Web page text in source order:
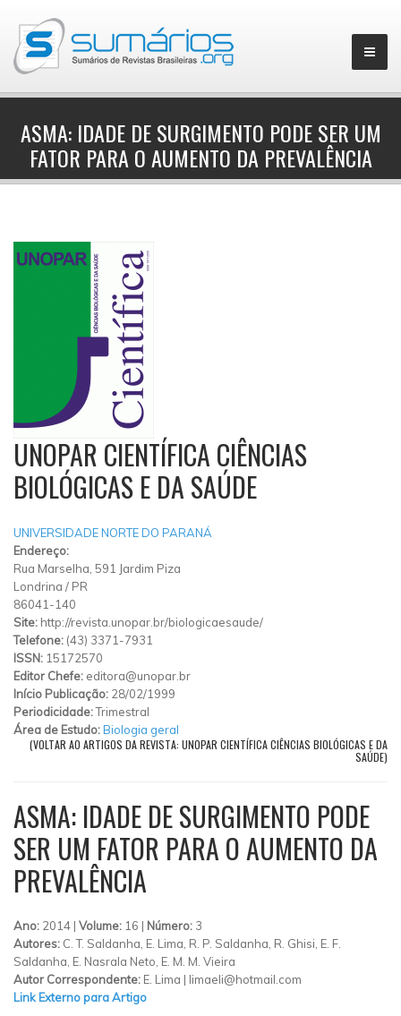
▼
ASMA: IDADE DE SURGIMENTO PODE SER UM
FATOR PARA O AUMENTO DA PREVALÊNCIA
UNOPAR CIENTÍFICA CIÊNCIAS
BIOLÓGICAS E DA SAÚDE
UNIVERSIDADE NORTE DO PARANÁ
Endereço:
Rua Marselha, 591 Jardim Piza
Londrina / PR
86041-140
Site: http://revista.unopar.br/biologicaesaude/
Telefone: (43) 3371-7931
ISSN: 15172570
Editor Chefe: editora@unopar.br
Início Publicação: 28/02/1999
Periodicidade:Trimestral
Área de Estudo:Biologia geral
(VOLTAR AO ARTIGOS DA REVISTA: UNOPAR CIENTÍFICA CIÊNCIAS BIOLÓGICAS E DA
SAÚDE)
ASMA: IDADE DE SURGIMENTO PODE
SER UM FATOR PARA O AUMENTO DA
PREVALÊNCIA
Ano: 2014 | Volume: 16 | Número: 3
Autores: C. T. Saldanha, E. Lima, R. P. Saldanha, R. Ghisi, E. F.
Saldanha, E. Nasrala Neto, E. M. M. Vieira
Autor Correspondente: E. Lima | limaeli@hotmail.com
Link Externo para Artigo